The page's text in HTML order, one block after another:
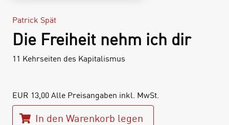
Patrick Spät
Die Freiheit nehm ich dir
11 Kehrseiten des Kapitalismus
EUR 13,00 Alle Preisangaben inkl. MwSt.
In den Warenkorb legen